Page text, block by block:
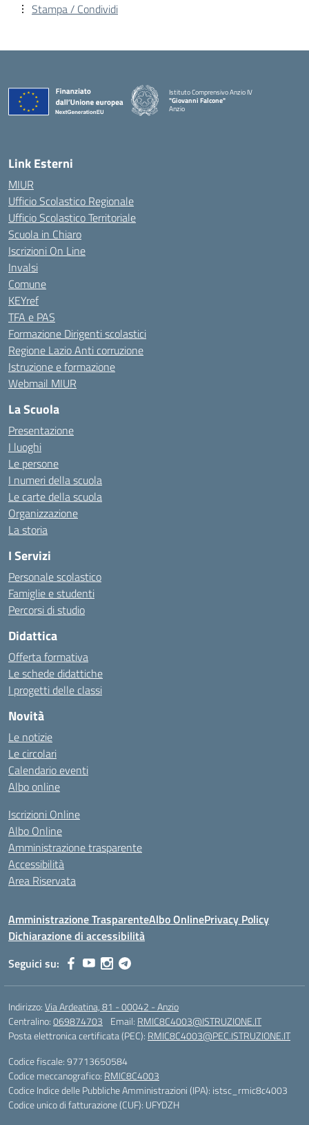
Stampa / Condividi
Istituto Comprensivo Anzio IV
"Giovanni Falcone"
Anzio
Link Esterni
MIUR
Ufficio Scolastico Regionale
Ufficio Scolastico Territoriale
Scuola in Chiaro
Iscrizioni On Line
Invalsi
Comune
KEYref
TFA e PAS
Formazione Dirigenti scolastici
Regione Lazio Anti corruzione
Istruzione e formazione
Webmail MIUR
La Scuola
Presentazione
I luoghi
Le persone
I numeri della scuola
Le carte della scuola
Organizzazione
La storia
I Servizi
Personale scolastico
Famiglie e studenti
Percorsi di studio
Didattica
Offerta formativa
Le schede didattiche
I progetti delle classi
Novità
Le notizie
Le circolari
Calendario eventi
Albo online
Iscrizioni Online
Albo Online
Amministrazione trasparente
Accessibilità
Area Riservata
Amministrazione TrasparenteAlbo OnlinePrivacy Policy
Dichiarazione di accessibilità
Seguici su:
Indirizzo:Via Ardeatina, 81 - 00042 - Anzio
Centralino:069874703 Email: RMIC8C4003@ISTRUZIONE.IT
Posta elettronica certificata (PEC): RMIC8C4003@PEC.ISTRUZIONE.IT
Codice fiscale: 97713650584
Codice meccanografico: RMIC8C4003
Codice Indice delle Pubbliche Amministrazioni (IPA): istsc_rmic8c4003
Codice unico di fatturazione (CUF): UFYDZH